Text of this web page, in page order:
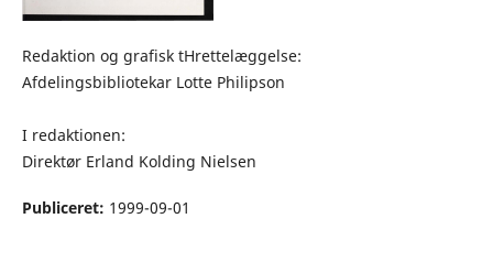
Redaktion og grafisk tHrettelæggelse:
Afdelingsbibliotekar Lotte Philipson
I redaktionen:
Direktør Erland Kolding Nielsen
Publiceret: 1999-09-01